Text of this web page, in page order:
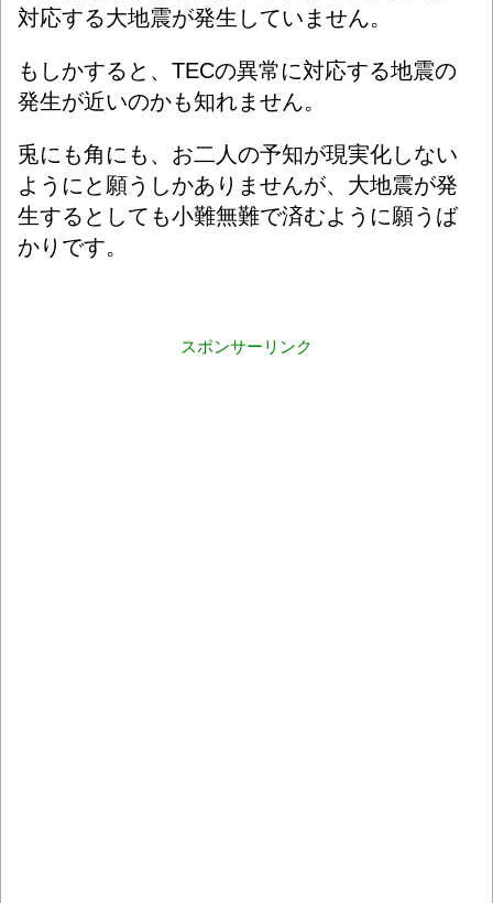
対応する大地震が発生していません。
もしかすると、TECの異常に対応する地震の
発生が近いのかも知れません。
兎にも角にも、お二人の予知が現実化しない
ようにと願うしかありませんが、大地震が発
生するとしても小難無難で済むように願うば
かりです。
スポンサーリンク